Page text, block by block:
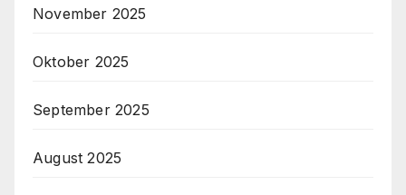
November 2025
Oktober 2025
September 2025
August 2025